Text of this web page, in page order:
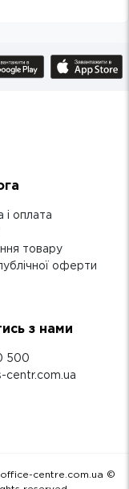
і оплата
товару
оферти
з нами
500
centr.com.ua
centre.com.ua ©